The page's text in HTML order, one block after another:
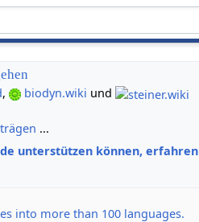
, biodyn.wiki und
...
unterstützen können, erfahren
into more than 100 languages.